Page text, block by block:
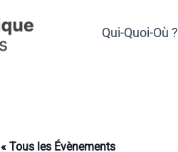
Qui-Quoi-Où ?
« Tous les Évènements